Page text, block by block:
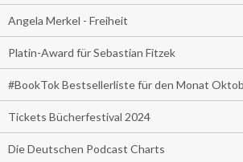
Angela Merkel - Freiheit
Platin-Award für Sebastian Fitzek
#BookTok Bestsellerliste für den Monat
Tickets Bücherfestival 2024
Die Deutschen Podcast Charts